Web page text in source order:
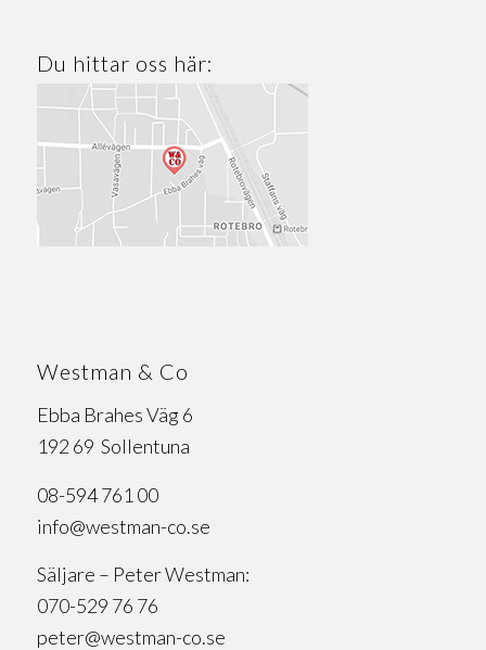
Du hittar oss här:
Westman & Co
Ebba Brahes Väg 6
192 69 Sollentuna
08-594 761 00
info@westman-co.se
Säljare – Peter Westman:
070-529 76 76
peter@westman-co.se